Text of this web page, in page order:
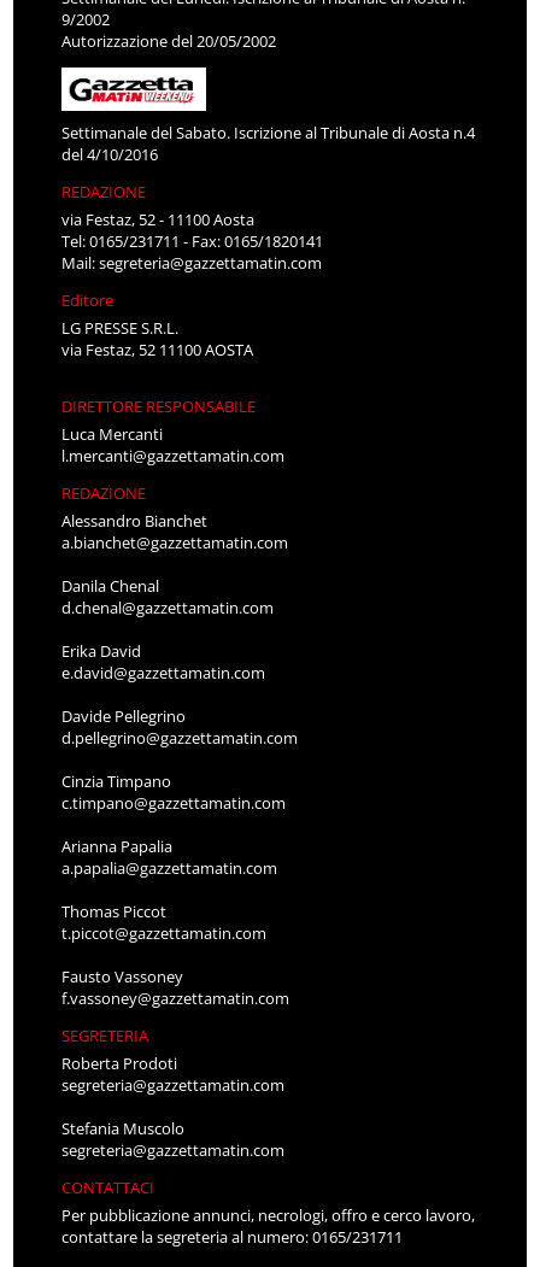
9/2002
Autorizzazione del 20/05/2002
Settimanale del Sabato. Iscrizione al Tribunale di Aosta n.4
del 4/10/2016
REDAZIONE
via Festaz, 52 - 11100 Aosta
Tel: 0165/231711 - Fax: 0165/1820141
Mail:segreteria@gazzettamatin.com
Editore
LG PRESSE S.R.L.
via Festaz, 52 11100 AOSTA
DIRETTORE RESPONSABILE
Luca Mercanti
l.mercanti@gazzettamatin.com
REDAZIONE
Alessandro Bianchet
a.bianchet@gazzettamatin.com
Danila Chenal
d.chenal@gazzettamatin.com
Erika David
e.david@gazzettamatin.com
Davide Pellegrino
d.pellegrino@gazzettamatin.com
Cinzia Timpano
c.timpano@gazzettamatin.com
Arianna Papalia
a.papalia@gazzettamatin.com
Thomas Piccot
t.piccot@gazzettamatin.com
Fausto Vassoney
f.vassoney@gazzettamatin.com
SEGRETERIA
Roberta Prodoti
segreteria@gazzettamatin.com
Stefania Muscolo
segreteria@gazzettamatin.com
CONTATTACI
Per pubblicazione annunci, necrologi, offro e cerco lavoro,
contattare la segreteria al numero: 0165/231711